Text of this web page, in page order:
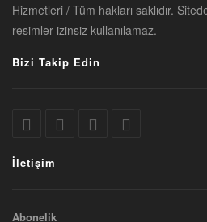
Hizmetleri / Tüm hakları saklıdır.
resimler izinsiz kullanılamaz.
Bizi Takip Edin
İletişim
Abonelik